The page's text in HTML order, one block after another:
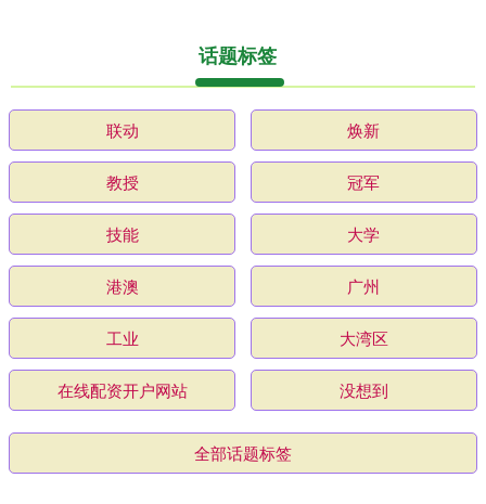
话题标签
联动 焕新
教授 冠军
技能 大学
港澳 广州
工业 大湾区
在线配资开户网站 没想到
全部话题标签